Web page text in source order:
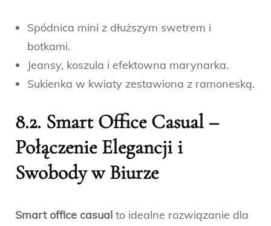
Spódnica mini z dłuższym swetrem i
botkami.
Jeansy, koszula i efektowna marynarka.
Sukienka w kwiaty zestawiona z ramoneską.
8.2. Smart Office Casual –
Połączenie Elegancji i
Swobody w Biurze
Smart office casual to idealne rozwiązanie dla